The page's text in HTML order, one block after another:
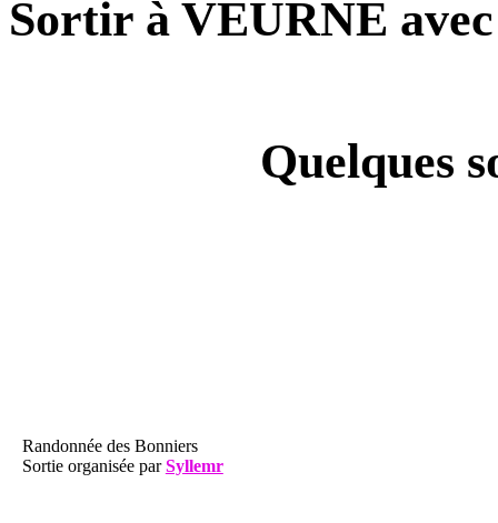
Sortir à VEURNE
Quelques
Randonnée des Bonniers
Sortie organisée parSyllemr